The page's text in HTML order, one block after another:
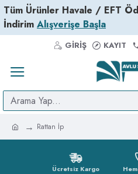
Tüm Ürünler Havale / EFT
İndirim Alışverişe Başla
GIRIŞ KAYIT
Rattan İp
Ücretsiz Kargo